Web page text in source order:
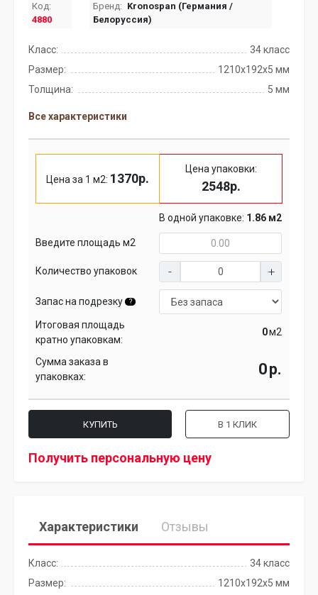
Код:
4880
Бренд: Kronospan (Германия /
Белоруссия)
Класс:
34 класс
Размер:
1210x192x5 мм
Толщина:
5 мм
Все характеристики
Цена за 1 м2: 1370р.
Цена упаковки:
2548р.
В одной упаковке: 1.86 м2
Введите площадь м2
Количество упаковок
Запас на подрезку ?
Итоговая площадь
кратно упаковкам:
м2
Сумма заказа в
упаковках:
р.
КУПИТЬ В 1 КЛИК
Получить персональную цену
Характеристики Отзывы
Класс:
34 класс
Размер:
1210x192x5 мм